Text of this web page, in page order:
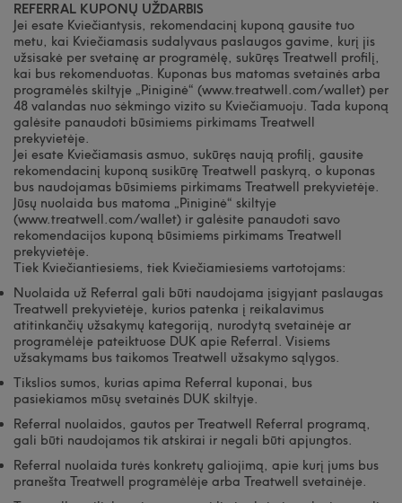
REFERRAL KUPONŲ UŽDARBIS
Jei esate Kviečiantysis, rekomendacinį kuponą gausite tuo
metu, kai Kviečiamasis sudalyvaus paslaugos gavime, kurį jis
užsisakė per svetainę ar programėlę, sukūręs Treatwell profilį,
kai bus rekomenduotas. Kuponas bus matomas svetainės arba
programėlės skiltyje „Piniginė“ (www.treatwell.com/wallet) per
48 valandas nuo sėkmingo vizito su Kviečiamuoju. Tada kuponą
galėsite panaudoti būsimiems pirkimams Treatwell
prekyvietėje.
Jei esate Kviečiamasis asmuo, sukūręs naują profilį, gausite
rekomendacinį kuponą susikūrę Treatwell paskyrą, o kuponas
bus naudojamas būsimiems pirkimams Treatwell prekyvietėje.
Jūsų nuolaida bus matoma „Piniginė“ skiltyje
(www.treatwell.com/wallet) ir galėsite panaudoti savo
rekomendacijos kuponą būsimiems pirkimams Treatwell
prekyvietėje.
Tiek Kviečiantiesiems, tiek Kviečiamiesiems vartotojams:
Nuolaida už Referral gali būti naudojama įsigyjant paslaugas
Treatwell prekyvietėje, kurios patenka į reikalavimus
atitinkančių užsakymų kategoriją, nurodytą svetainėje ar
programėlėje pateiktuose DUK apie Referral. Visiems
užsakymams bus taikomos Treatwell užsakymo sąlygos.
Tikslios sumos, kurias apima Referral kuponai, bus
pasiekiamos mūsų svetainės DUK skiltyje.
Referral nuolaidos, gautos per Treatwell Referral programą,
gali būti naudojamos tik atskirai ir negali būti apjungtos.
Referral nuolaida turės konkretų galiojimą, apie kurį jums bus
pranešta Treatwell programėlėje arba Treatwell svetainėje.